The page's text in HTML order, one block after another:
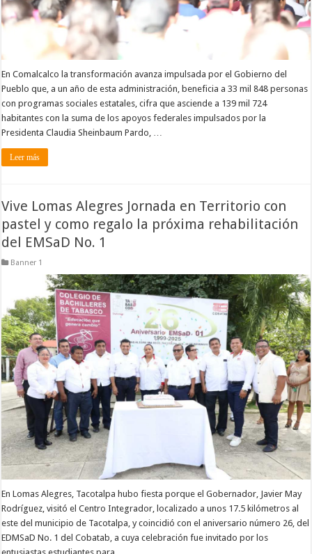
En Comalcalco la transformación avanza impulsada por el Gobierno del
Pueblo que, a un año de esta administración, beneficia a 33 mil 848 personas
con programas sociales estatales, cifra que asciende a 139 mil 724
habitantes con la suma de los apoyos federales impulsados por la
Presidenta Claudia Sheinbaum Pardo, …
Leer más
Vive Lomas Alegres Jornada en Territorio con
pastel y como regalo la próxima rehabilitación
del EMSaD No. 1
Banner 1
En Lomas Alegres, Tacotalpa hubo fiesta porque el Gobernador, Javier May
Rodríguez, visitó el Centro Integrador, localizado a unos 17.5 kilómetros al
este del municipio de Tacotalpa, y coincidió con el aniversario número 26, del
EDMSaD No. 1 del Cobatab, a cuya celebración fue invitado por los